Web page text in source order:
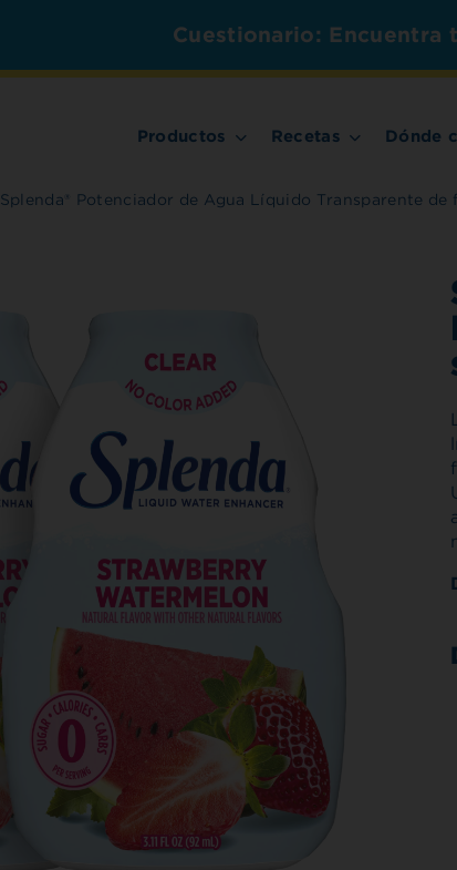
Cuestionario: Encuentra
Productos Recetas Dónde
Splenda® Potenciador de Agua Líquido Transparente de